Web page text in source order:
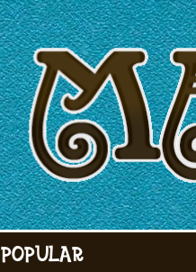
POPULAR